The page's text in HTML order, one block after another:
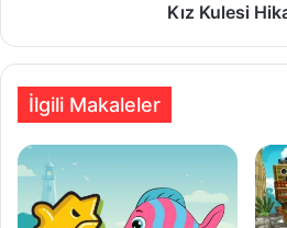
Kız Kulesi
İlgili Makaleler